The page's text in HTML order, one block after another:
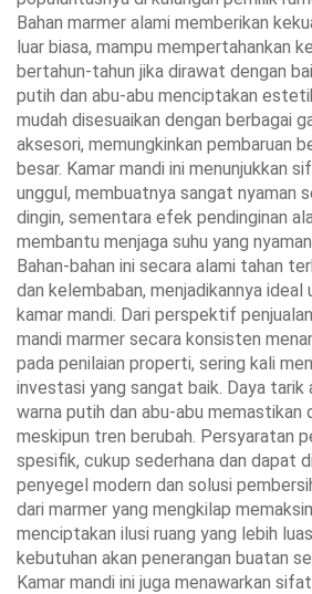
Bahan marmer alami memberikan
luar biasa, mampu mempertahankan
bertahun-tahun jika dirawat dengan
putih dan abu-abu menciptakan
mudah disesuaikan dengan berbagai
aksesori, memungkinkan pembaruan
besar. Kamar mandi ini menunjukkan
unggul, membuatnya sangat nyaman
dingin, sementara efek pendinginan
membantu menjaga suhu yang
Bahan-bahan ini secara alami tahan
dan kelembaban, menjadikannya ideal
kamar mandi. Dari perspektif
mandi marmer secara konsisten
pada penilaian properti, sering kali
investasi yang sangat baik. Daya tarik
warna putih dan abu-abu memastikan
meskipun tren berubah. Persyaratan
spesifik, cukup sederhana dan dapat
penyegel modern dan solusi
dari marmer yang mengkilap
menciptakan ilusi ruang yang lebih
kebutuhan akan penerangan buatan
Kamar mandi ini juga menawarkan